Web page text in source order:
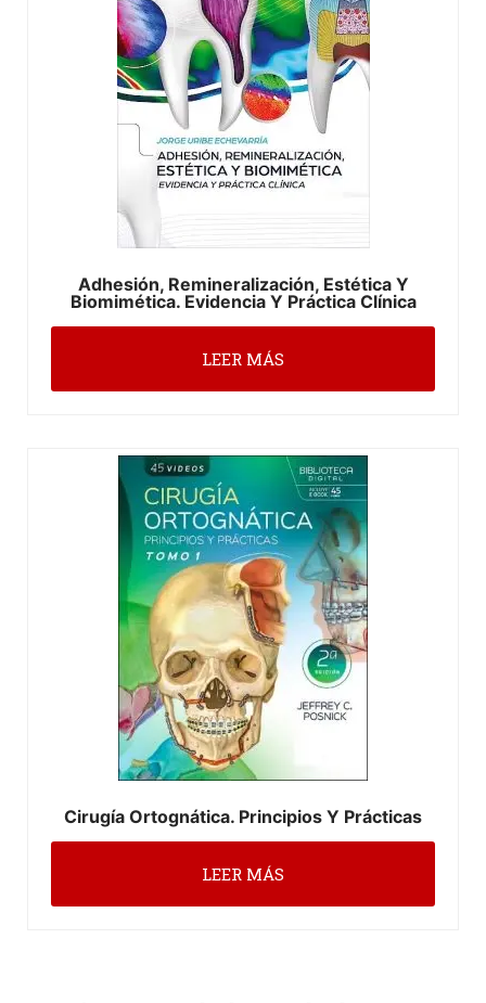
Adhesión, Remineralización, Estética Y
Biomimética. Evidencia Y Práctica Clínica
LEER MÁS
Cirugía Ortognática. Principios Y Prácticas
LEER MÁS